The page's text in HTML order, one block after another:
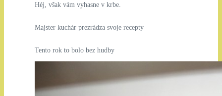
Héj, však vám vyhasne v krbe.
Majster kuchár prezrádza svoje recepty
Tento rok to bolo bez hudby